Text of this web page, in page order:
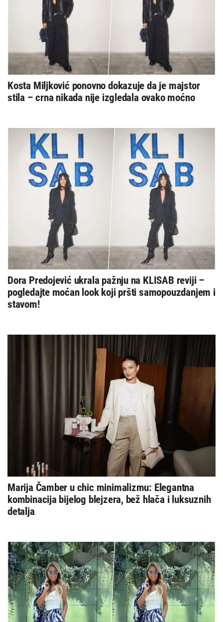
Kosta Miljković ponovno dokazuje da je majstor
stila – crna nikada nije izgledala ovako moćno
Dora Predojević ukrala pažnju na KLISAB reviji –
pogledajte moćan look koji pršti samopouzdanjem i
stavom!
Marija Čamber u chic minimalizmu: Elegantna
kombinacija bijelog blejzera, bež hlača i luksuznih
detalja